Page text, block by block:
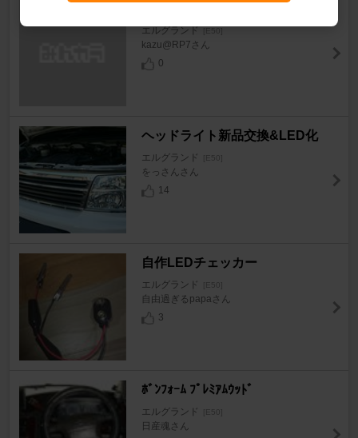
エルグランド
kazu@RP7さん
0
ヘッドライト新品交換&LED化
エルグランド [E50]
をっさんさん
14
自作LEDチェッカー
エルグランド [E50]
自由過ぎるpapaさん
3
ﾎﾞﾝﾌｫｰﾑ ﾌﾟﾚﾐｱﾑｳｯﾄﾞ
エルグランド [E50]
日産魂さん